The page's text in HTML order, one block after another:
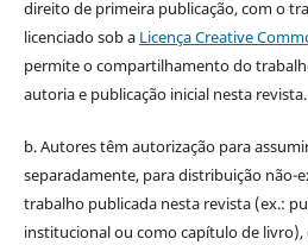
direito de primeira publicação, com o
licenciado sob a Licença Creative
permite o compartilhamento do
autoria e publicação inicial nesta revista.
b. Autores têm autorização para
separadamente, para distribuição não-
trabalho publicada nesta revista (ex.:
institucional ou como capítulo de